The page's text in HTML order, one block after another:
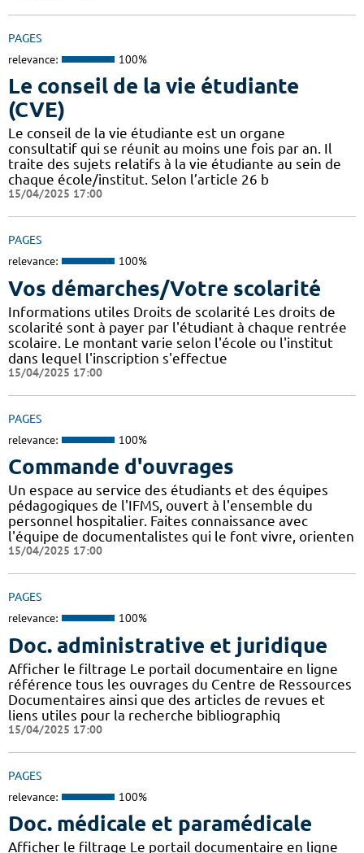
PAGES
relevance: 100%
Le conseil de la vie étudiante
(CVE)
Le conseil de la vie étudiante est un organe
consultatif qui se réunit au moins une fois par an. Il
traite des sujets relatifs à la vie étudiante au sein de
chaque école/institut. Selon l’article 26 b
15/04/2025 17:00
PAGES
relevance: 100%
Vos démarches/Votre scolarité
Informations utiles Droits de scolarité Les droits de
scolarité sont à payer par l'étudiant à chaque rentrée
scolaire. Le montant varie selon l'école ou l'institut
dans lequel l'inscription s'effectue
15/04/2025 17:00
PAGES
relevance: 100%
Commande d'ouvrages
Un espace au service des étudiants et des équipes
pédagogiques de l'IFMS, ouvert à l'ensemble du
personnel hospitalier. Faites connaissance avec
l'équipe de documentalistes qui le font vivre, orienten
15/04/2025 17:00
PAGES
relevance: 100%
Doc. administrative et juridique
Afficher le filtrage Le portail documentaire en ligne
référence tous les ouvrages du Centre de Ressources
Documentaires ainsi que des articles de revues et
liens utiles pour la recherche bibliographiq
15/04/2025 17:00
PAGES
relevance: 100%
Doc. médicale et paramédicale
Afficher le filtrage Le portail documentaire en ligne